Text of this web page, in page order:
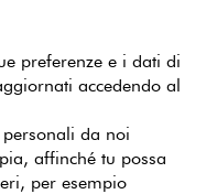
preferenze e i dati di
accedendo al
da noi
affinché tu possa
per esempio